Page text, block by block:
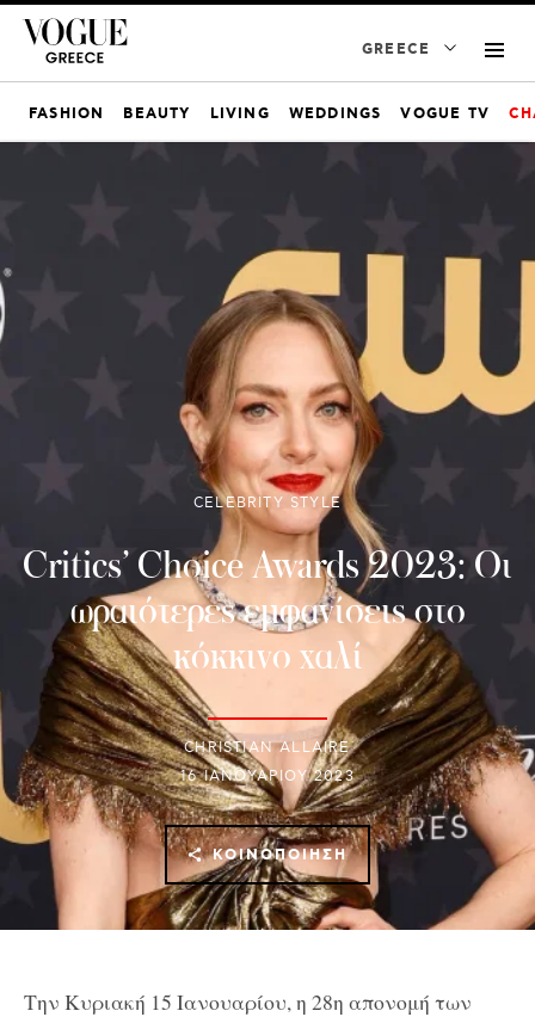
GREECE
FASHION BEAUTY LIVING WEDDINGS VOGUE TV
CELEBRITY STYLE
Critics’ Choice Awards 2023: Οι
ωραιότερες εμφανίσεις στο
κόκκινο χαλί
CHRISTIAN ALLAIRE
16 ΙΑΝΟΥΑΡΊΟΥ 2023
ΚΟΙΝΟΠΟΊΗΣΗ
Την Κυριακή 15 Ιανουαρίου, η 28η απονομή των